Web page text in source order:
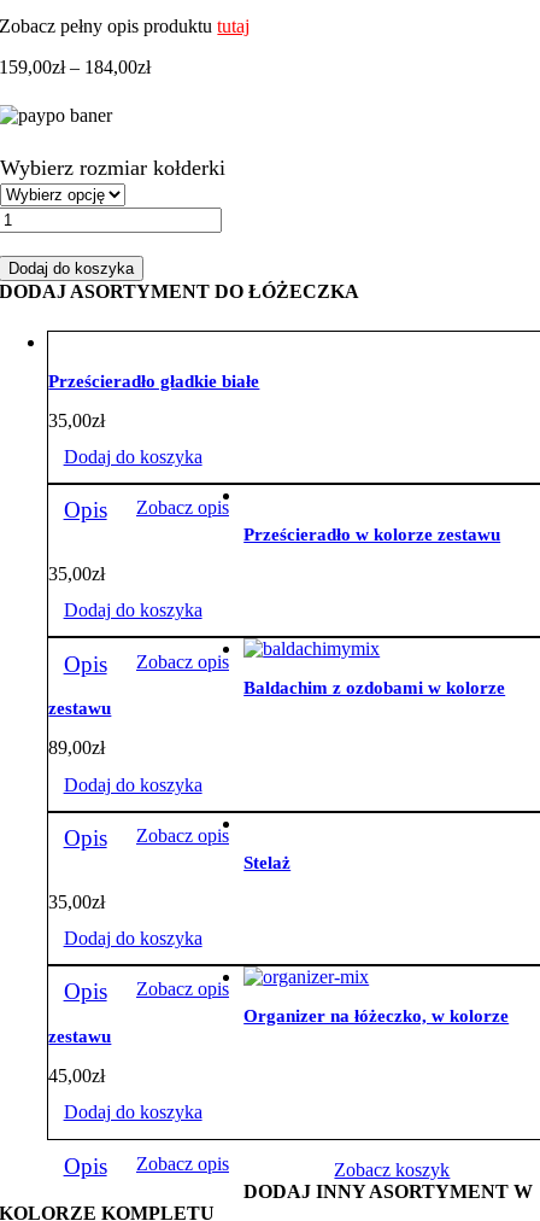
Zobacz pełny opis produktututaj
159,00zł – 184,00złZakres
184,00zł
Wybierz rozmiar kołderki
Dodaj do koszyka
DODAJ ASORTYMENT DO ŁÓŻECZKA
Prześcieradło gładkie białe
35,00zł
Dodaj do koszyka
Opis Zobacz opis
Prześcieradło w kolorze zestawu
35,00zł
Dodaj do koszyka
Opis Zobacz opis
Baldachim z ozdobami w kolorze
zestawu
89,00zł
Dodaj do koszyka
Opis Zobacz opis
Stelaż
35,00zł
Dodaj do koszyka
Opis Zobacz opis
Organizer na łóżeczko, w kolorze
zestawu
45,00zł
Dodaj do koszyka
Opis Zobacz opis
Zobacz koszyk
DODAJ INNY ASORTYMENT W
KOLORZE KOMPLETU